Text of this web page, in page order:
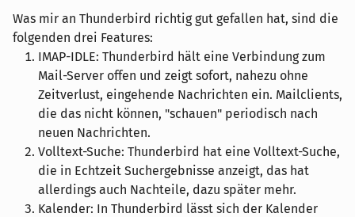
Was mir an Thunderbird richtig gut gefallen hat, sind die
folgenden drei Features:
IMAP-IDLE: Thunderbird hält eine Verbindung zum
Mail-Server offen und zeigt sofort, nahezu ohne
Zeitverlust, eingehende Nachrichten ein. Mailclients,
die das nicht können, "schauen" periodisch nach
neuen Nachrichten.
Volltext-Suche: Thunderbird hat eine Volltext-Suche,
die in Echtzeit Suchergebnisse anzeigt, das hat
allerdings auch Nachteile, dazu später mehr.
Kalender: In Thunderbird lässt sich der Kalender